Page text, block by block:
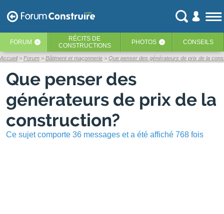
FORUM ‹ RÉCITS DE
CONSTRUCTIONS
PHOTOS ‹ CONSEILS
Accueil Forum Bâtiment et maçonnerie Que penser des générateurs de prix de la
Que penser des
générateurs de prix de la
construction?
Ce sujet comporte 36 messages et a été affiché 768 fois